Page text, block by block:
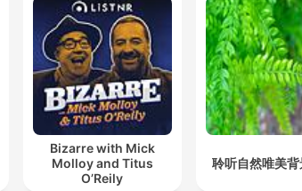
Bizarre with Mick
Molloy and Titus
O’Reily
聆听自然唯美